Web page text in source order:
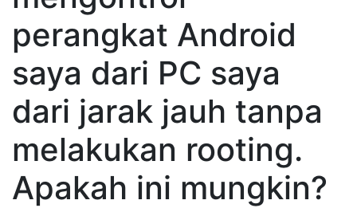
perangkat Android
saya dari PC saya
dari jarak jauh tanpa
melakukan rooting.
Apakah ini mungkin?